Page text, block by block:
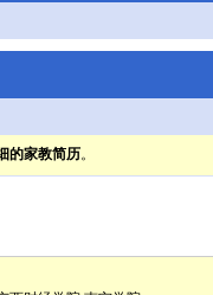
的家教简历。